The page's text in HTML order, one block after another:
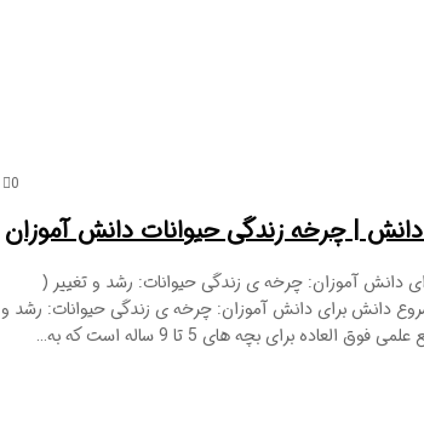
0
| چرخه زندگی حیوانات دانش آموزان
دانش آموزان: چرخه ی زندگی حیوانات: رشد و تغییر (
دانش برای دانش آموزان: چرخه ی زندگی حیوانات: رشد و
برای بچه های 5 تا 9 ساله است که به…